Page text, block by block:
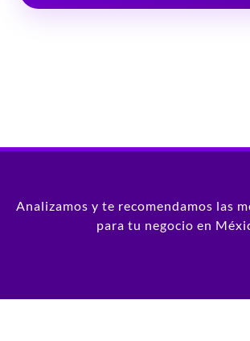
Analizamos y te recomendamos las
para tu negocio en